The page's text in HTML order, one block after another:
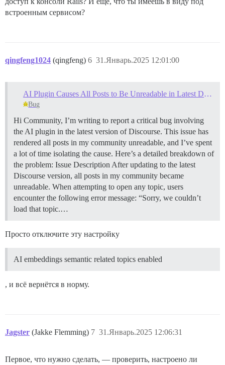
встроенным сервисом?
qingfeng1024 (qingfeng) 31.Январь.2025 12:01:00
6
AI Plugin Causes All Posts to Be Unreadable in Latest Discourse Version
Bug
Hi Community, I’m writing to report a critical bug involving
the AI plugin in the latest version of Discourse. This issue has
rendered all posts in my community unreadable, and I’ve spent
a lot of time isolating the cause. Here’s a detailed breakdown of
the problem: Issue Description After updating to the latest
Discourse version, all posts in my community became
unreadable. When attempting to open any topic, users
encounter the following error message: “Sorry, we couldn’t
load that topic.…
Просто отключите эту настройку
AI embeddings semantic related topics enabled
, и всё вернётся в норму.
Jagster (Jakke Flemming) 31.Январь.2025 12:06:31
7
Первое, что нужно сделать, — проверить, настроено ли